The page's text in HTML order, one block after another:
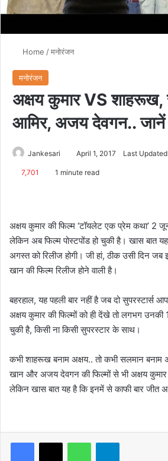
Home /मनोरंजन
मनोरंजन
अक्षय कुमार VS शाहरूख,
आमिर, अजय देवगन.. जानें
Jankesari April 1, 2017 Last
7,701 1 minute read
अक्षय कुमार की फिल्म ‘टॉयलेट एक प्रेम कथा’ 2
लेकिन अब फिल्म पोस्टपोंड हो चुकी है। खास बात
अगस्त को रिलीज होगी। जी हां, ठीक उसी दिन
खान की फिल्म रिलीज होने वाली है।
बहरहाल, यह पहली बार नहीं है जब दो सुपरस्टार्स
अक्षय कुमार की फिल्मों को ही देंखे तो लगभग
चुकी है, किसी ना किसी सुपरस्टार के साथ।
कभी शाहरूख बनाम अक्षय.. तो कभी सलमान बनाम
खान और अजय देवगन की फिल्मों से भी अक्षय कुमार
लेकिन खास बात यह है कि इनमें से काफी बार जीत